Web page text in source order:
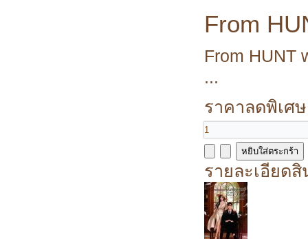
From
From HUNT
...
ราคาลดพิเศ
รายละเอียด